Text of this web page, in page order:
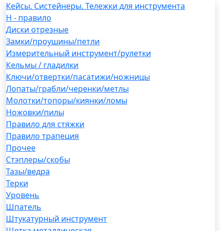
Кейсы. Систейнеры. Тележки для инструмента
H - правило
Диски отрезные
Замки/проушины/петли
Измерительный инструмент/рулетки
Кельмы / гладилки
Ключи/отвертки/пасатижи/ножницы
Лопаты/грабли/черенки/метлы
Молотки/топоры/киянки/ломы
Ножовки/пилы
Правило для стяжки
Правило трапеция
Прочее
Стэплеры/скобы
Тазы/ведра
Терки
Уровень
Шпатель
Штукатурный инструмент